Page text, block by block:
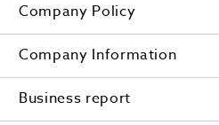
Company Policy
Company Information
Business report